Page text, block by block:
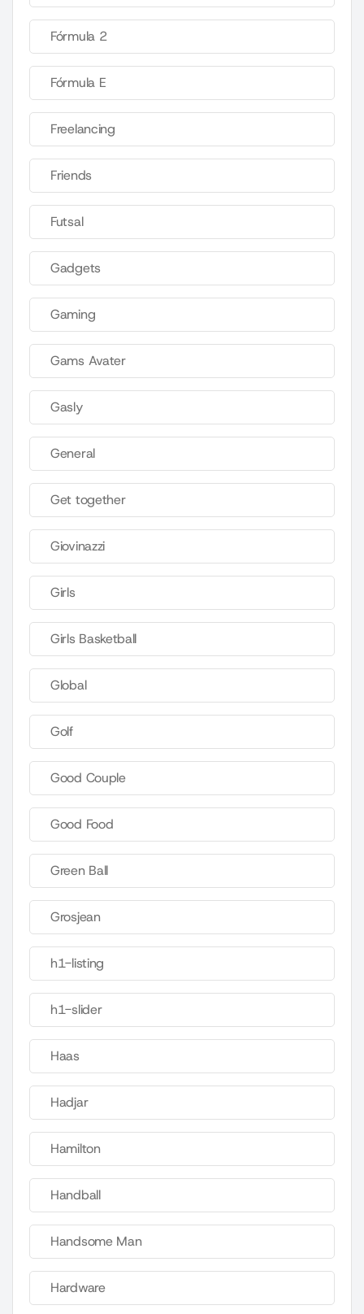
Fórmula 2
Fórmula E
Freelancing
Friends
Futsal
Gadgets
Gaming
Gams Avater
Gasly
General
Get together
Giovinazzi
Girls
Girls Basketball
Global
Golf
Good Couple
Good Food
Green Ball
Grosjean
h1-listing
h1-slider
Haas
Hadjar
Hamilton
Handball
Handsome Man
Hardware